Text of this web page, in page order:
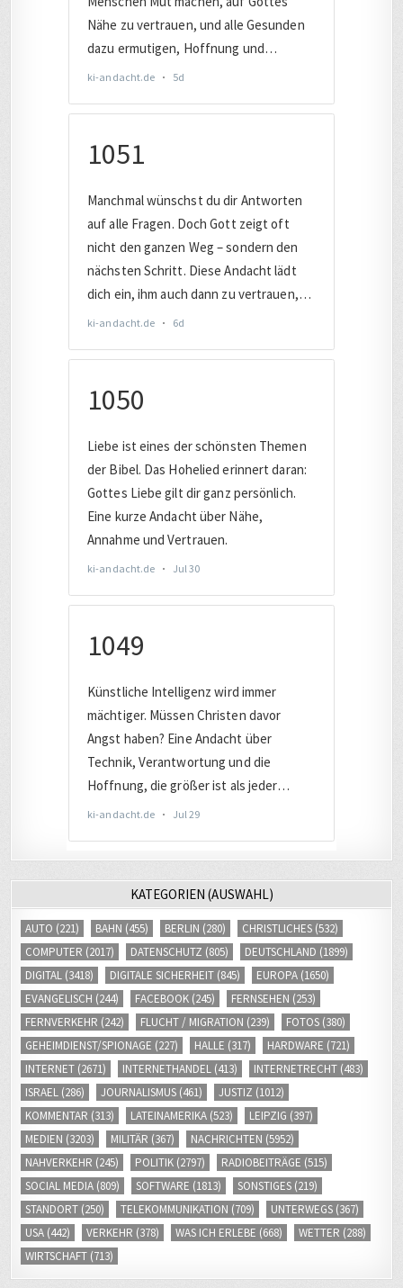
KATEGORIEN (AUSWAHL)
AUTO (221) BAHN (455) BERLIN (280) CHRISTLICHES (532)
COMPUTER (2017) DATENSCHUTZ (805) DEUTSCHLAND (1899)
DIGITAL (3418) DIGITALE SICHERHEIT (845) EUROPA (1650)
EVANGELISCH (244) FACEBOOK (245) FERNSEHEN (253)
FERNVERKEHR (242) FLUCHT / MIGRATION (239) FOTOS (380)
GEHEIMDIENST/SPIONAGE (227) HALLE (317) HARDWARE (721)
INTERNET (2671) INTERNETHANDEL (413) INTERNETRECHT (483)
ISRAEL (286) JOURNALISMUS (461) JUSTIZ (1012)
KOMMENTAR (313) LATEINAMERIKA (523) LEIPZIG (397)
MEDIEN (3203) MILITÄR (367) NACHRICHTEN (5952)
NAHVERKEHR (245) POLITIK (2797) RADIOBEITRÄGE (515)
SOCIAL MEDIA (809) SOFTWARE (1813) SONSTIGES (219)
STANDORT (250) TELEKOMMUNIKATION (709) UNTERWEGS (367)
USA (442) VERKEHR (378) WAS ICH ERLEBE (668) WETTER (288)
WIRTSCHAFT (713)